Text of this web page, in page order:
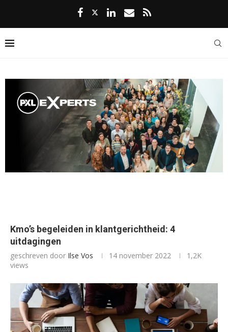
Kmo’s begeleiden in klantgerichtheid: 4
uitdagingen
geschreven door Ilse Vos 14 november 2022
1,2K
views